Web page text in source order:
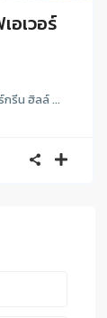
อเวอร์
กรีน ฮิลล์ ...